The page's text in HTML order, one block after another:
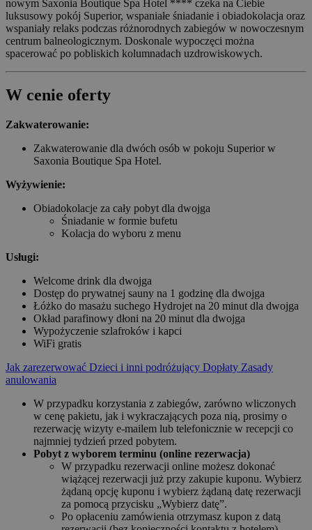
nowym Saxonia Boutique Spa Hotel **** czeka na Ciebie
luksusowy pokój Superior, wspaniałe śniadanie i obiadokolacja oraz
wspaniały relaks podczas różnorodnych zabiegów w nowoczesnym
centrum balneologicznym. Doskonale wypoczęci można
spacerować po pobliskich kolumnadach uzdrowiskowych.
W cenie oferty
Zakwaterowanie:
Zakwaterowanie dla dwóch osób w pokoju Superior w
Saxonia Boutique Spa Hotel.
Wyżywienie:
Obiadokolacje za cały pobyt dla dwojga
Śniadanie w formie bufetu
Kolacja do wyboru z menu
Usługi:
Welcome drink dla dwojga
Dostęp do prywatnej sauny na 1 godzinę dla dwojga
Łóżko do masażu suchego Hydrojet na 20 minut dla dwojga
Okład parafinowy dłoni na 20 minut dla dwojga
Wypożyczenie szlafroków i kapci
WiFi gratis
Jak zarezerwować Dzieci i inni podróżujący Dopłaty Zasady
anulowania
W przypadku korzystania z zabiegów, zarówno wliczonych
w cenę pakietu, jak i wykraczających poza nią, prosimy o
rezerwację wizyty e-mailem lub telefonicznie w recepcji co
najmniej tydzień przed pobytem.
Pobyt z wyborem terminu (online rezerwacja)
W przypadku rezerwacji online możesz dokonać
wiążącej rezerwacji już przy zakupie kuponu. Wybierz
żądaną opcję kuponu i wybierz żądaną datę rezerwacji
za pomocą przycisku „Wybierz datę”.
Po opłaceniu zamówienia otrzymasz kupon z datą